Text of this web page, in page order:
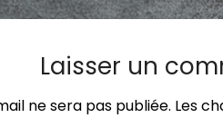
Laisser un
ne sera pas publiée. Les